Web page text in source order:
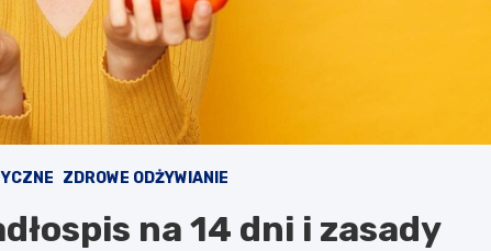
ZDROWE ODŻYWIANIE
na 14 dni i zasady